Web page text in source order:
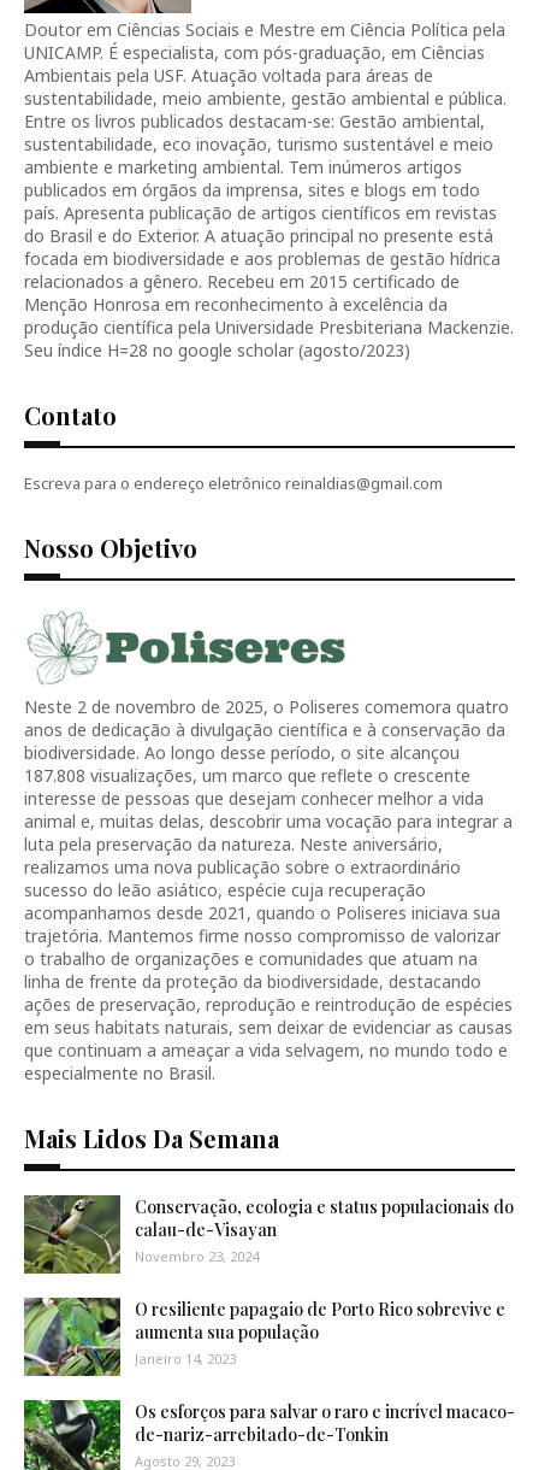
Doutor em Ciências Sociais e Mestre em Ciência Política pela
UNICAMP. É especialista, com pós-graduação, em Ciências
Ambientais pela USF. Atuação voltada para áreas de
sustentabilidade, meio ambiente, gestão ambiental e pública.
Entre os livros publicados destacam-se: Gestão ambiental,
sustentabilidade, eco inovação, turismo sustentável e meio
ambiente e marketing ambiental. Tem inúmeros artigos
publicados em órgãos da imprensa, sites e blogs em todo
país. Apresenta publicação de artigos científicos em revistas
do Brasil e do Exterior. A atuação principal no presente está
focada em biodiversidade e aos problemas de gestão hídrica
relacionados a gênero. Recebeu em 2015 certificado de
Menção Honrosa em reconhecimento à excelência da
produção científica pela Universidade Presbiteriana Mackenzie.
Seu índice H=28 no google scholar (agosto/2023)
Contato
Escreva para o endereço eletrônico reinaldias@gmail.com
Nosso Objetivo
Neste 2 de novembro de 2025, o Poliseres comemora quatro
anos de dedicação à divulgação científica e à conservação da
biodiversidade. Ao longo desse período, o site alcançou
187.808 visualizações, um marco que reflete o crescente
interesse de pessoas que desejam conhecer melhor a vida
animal e, muitas delas, descobrir uma vocação para integrar a
luta pela preservação da natureza. Neste aniversário,
realizamos uma nova publicação sobre o extraordinário
sucesso do leão asiático, espécie cuja recuperação
acompanhamos desde 2021, quando o Poliseres iniciava sua
trajetória. Mantemos firme nosso compromisso de valorizar
o trabalho de organizações e comunidades que atuam na
linha de frente da proteção da biodiversidade, destacando
ações de preservação, reprodução e reintrodução de espécies
em seus habitats naturais, sem deixar de evidenciar as causas
que continuam a ameaçar a vida selvagem, no mundo todo e
especialmente no Brasil.
Mais Lidos Da Semana
Conservação, ecologia e status populacionais do
calau-de-Visayan
Novembro 23, 2024
O resiliente papagaio de Porto Rico sobrevive e
aumenta sua população
Janeiro 14, 2023
Os esforços para salvar o raro e incrível macaco-
de-nariz-arrebitado-de-Tonkin
Agosto 29, 2023